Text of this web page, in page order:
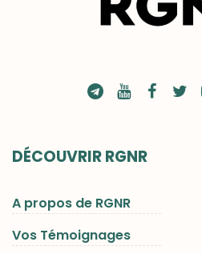
DÉCOUVRIR RGNR
A propos de RGNR
Vos Témoignages